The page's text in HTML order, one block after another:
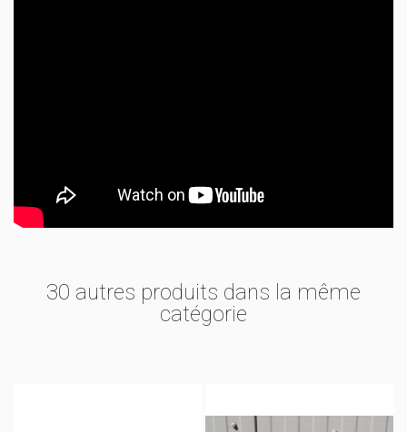
30 autres produits dans la même
catégorie